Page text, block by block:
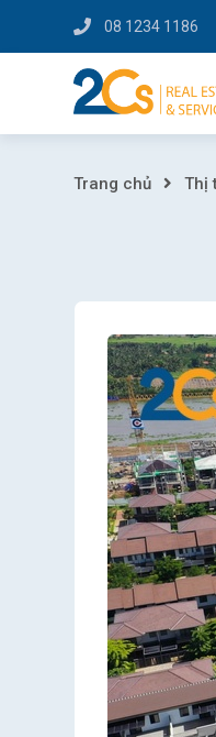
to
08 1234 1186
Thị
nhà
phố,
biệt
thự
vùng
lân
cận
Sài
Gòn
Trang chủ Thị